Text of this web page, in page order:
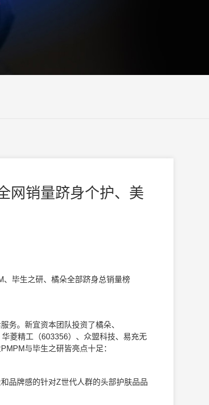
网销量跻身个护、美
毕生之研、橘朵全部跻身总销量榜
务。新宜资本团队投资了橘朵、
菱精工（603356）、众盟科技、易充无
与毕生之研皆亮点十足：
品牌感的针对Z世代人群的头部护肤品品